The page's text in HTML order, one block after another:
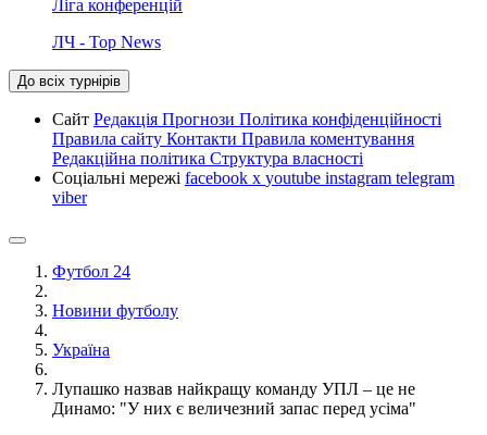
Ліга конференцій
ЛЧ - Top News
До всіх турнірів
Сайт Редакція Прогнози Політика конфіденційності
Правила сайту Контакти Правила коментування
Редакційна політика Структура власності
Соціальні мережі facebook x youtube instagram telegram
viber
Футбол 24
Новини футболу
Україна
Лупашко назвав найкращу команду УПЛ – це не
Динамо: "У них є величезний запас перед усіма"